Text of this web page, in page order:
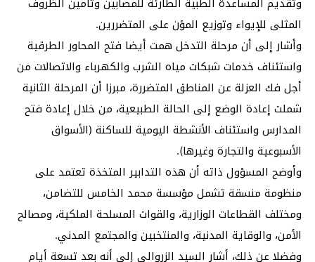
المثلى للإيواء وتوزيع المؤن على المتضررين.
وأشار إلى أن مرحلة التدخل همت أيضا فتح المحاور الطرقية
واستئناف خدمات شبكات مياه الشرب والكهرباء والاتصالات من
أجل فك العزلة عن المناطق المتضررة، مبرزا أن المرحلة الثانية
شملت إعادة الوضع إلى الحالة الطبيعية، من خلال إعادة فتح
المدارس واستئناف الأنشطة اليومية للساكنة (الأسواق
الأسبوعية والتجارة وغيرها).
وأوضح المسؤول ذاته أن هذه التدابير المتخذة تعتمد على
منظومة منسقة تشمل مؤسسة محمد الخامس للتضامن،
ومختلف القطاعات الوزارية، والقوات المسلحة الملكية، ومصالح
الأمن، والوقاية المدنية، والمنتخبين والمجتمع المدني.
وفضلا عن ذلك، أشار السيد الزروالي إلى أنه بعد تسعة أيام